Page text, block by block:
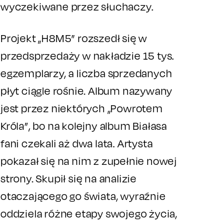
wyczekiwane przez słuchaczy.
Projekt „H8M5” rozszedł się w
przedsprzedaży w nakładzie 15 tys.
egzemplarzy, a liczba sprzedanych
płyt ciągle rośnie. Album nazywany
jest przez niektórych „Powrotem
Króla”, bo na kolejny album Białasa
fani czekali aż dwa lata. Artysta
pokazał się na nim z zupełnie nowej
strony. Skupił się na analizie
otaczającego go świata, wyraźnie
oddziela różne etapy swojego życia,